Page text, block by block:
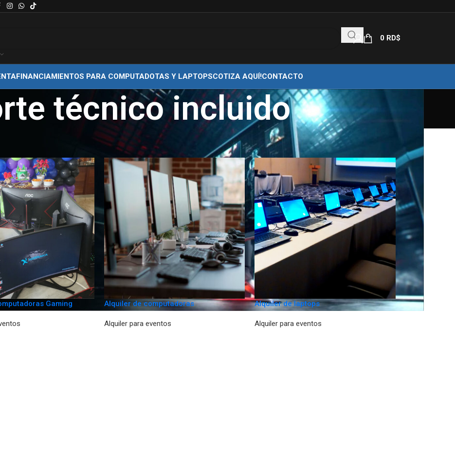
0 RD$
FINANCIAMIENTOS PARA COMPUTADOTAS Y LAPTOPSCOTIZA AQUÍ!CONTACTO
técnico incluido
etiquetados “soporte técnico incluido” Show 18
Gaming Alquiler de computadoras
Alquiler para eventos
Alquiler de laptops
Alquiler para eventos